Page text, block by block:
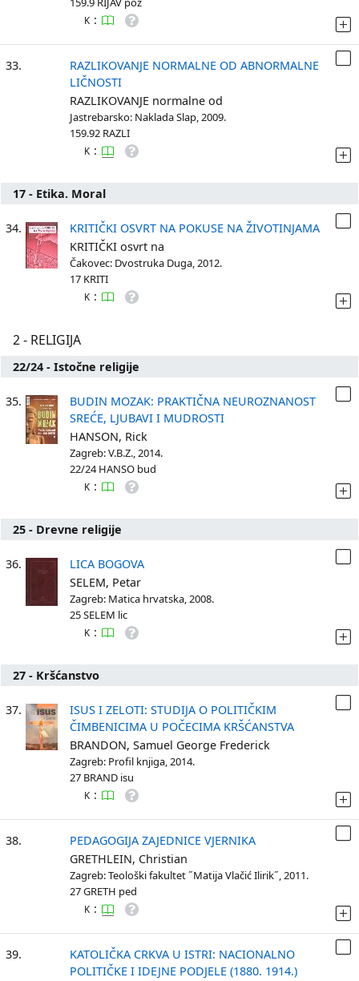
K :
33.
RAZLIKOVANJE NORMALNE OD ABNORMALNE
LIČNOSTI
RAZLIKOVANJE normalne od
Jastrebarsko: Naklada Slap, 2009.
159.92 RAZLI
K :
17 - Etika. Moral
34.
KRITIČKI OSVRT NA POKUSE NA ŽIVOTINJAMA
KRITIČKI osvrt na
Čakovec: Dvostruka Duga, 2012.
17 KRITI
K :
2 - RELIGIJA
22/24 - Istočne religije
35.
BUDIN MOZAK: PRAKTIČNA NEUROZNANOST
SREĆE, LJUBAVI I MUDROSTI
HANSON, Rick
Zagreb: V.B.Z., 2014.
22/24 HANSO bud
K :
25 - Drevne religije
36.
LICA BOGOVA
SELEM, Petar
Zagreb: Matica hrvatska, 2008.
25 SELEM lic
K :
27 - Kršćanstvo
37.
ISUS I ZELOTI: STUDIJA O POLITIČKIM
ČIMBENICIMA U POČECIMA KRŠĆANSTVA
BRANDON, Samuel George Frederick
Zagreb: Profil knjiga, 2014.
27 BRAND isu
K :
38.
PEDAGOGIJA ZAJEDNICE VJERNIKA
GRETHLEIN, Christian
Zagreb: Teološki fakultet ˝Matija Vlačić Ilirik˝, 2011.
27 GRETH ped
K :
39.
KATOLIČKA CRKVA U ISTRI: NACIONALNO
POLITIČKE I IDEJNE PODJELE (1880. 1914.)